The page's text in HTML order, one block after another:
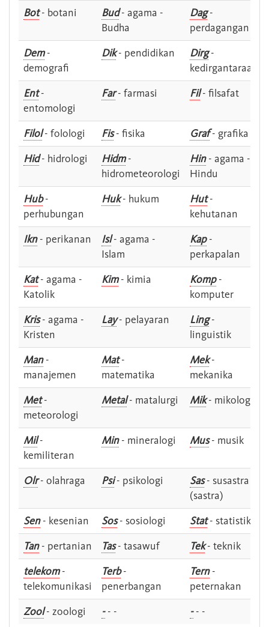
Bot- botani Bud- agama -
Budha
Dag-
perdagangan
Dem-
demografi
Dik- pendidikan Dirg-
kedirgantaraan
Ent-
entomologi
Far- farmasi Fil- filsafat
Filol- folologi Fis- fisika Graf- grafika
Hid- hidrologi Hidm-
hidrometeorologi
Hin- agama -
Hindu
Hub-
perhubungan
Huk- hukum Hut-
kehutanan
Ikn- perikanan Isl- agama -
Islam
Kap-
perkapalan
Kat- agama -
Katolik
Kim- kimia Komp-
komputer
Kris- agama -
Kristen
Lay- pelayaran Ling-
linguistik
Man-
manajemen
Mat-
matematika
Mek-
mekanika
Met-
meteorologi
Metal- matalurgi Mik- mikologi
Mil-
kemiliteran
Min- mineralogi Mus- musik
Olr- olahraga Psi- psikologi Sas- susastra -
(sastra)
Sen- kesenian Sos- sosiologi Stat- statistik
Tan- pertanian Tas- tasawuf Tek- teknik
telekom-
telekomunikasi
Terb-
penerbangan
Tern-
peternakan
Zool- zoologi -- - -- -